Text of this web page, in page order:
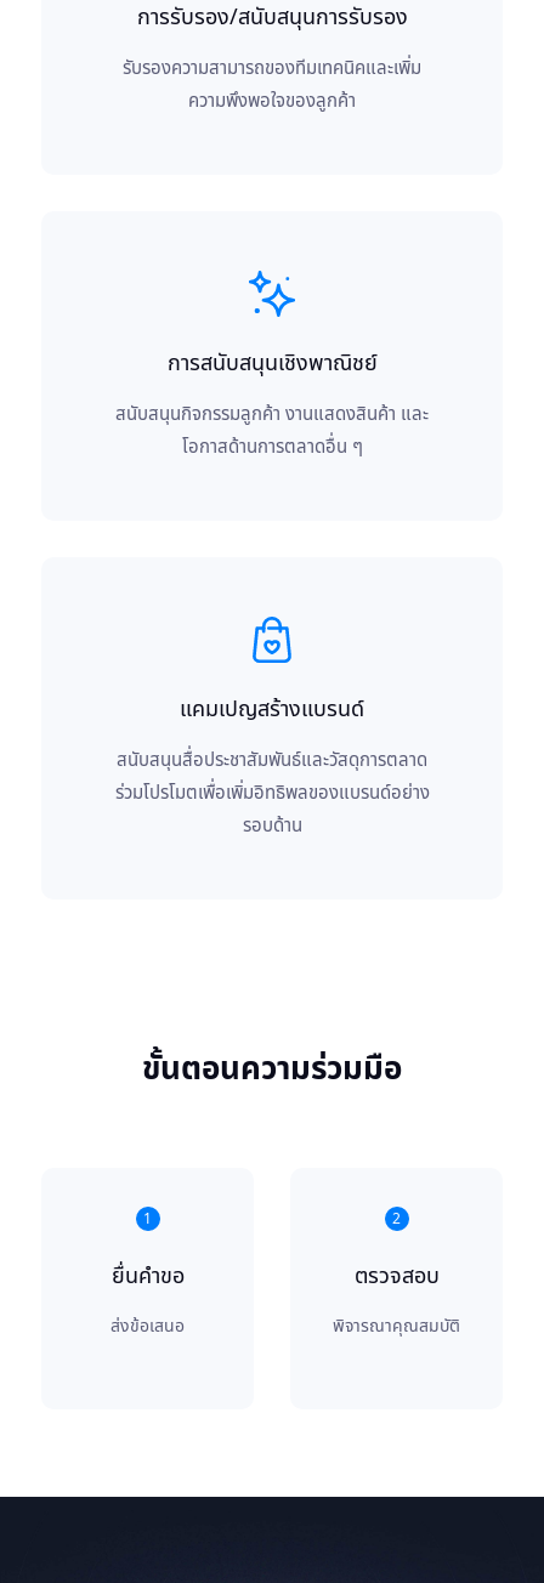
การรับรอง/สนับสนุนการรับรอง
รับรองความสามารถของทีมเทคนิคและเพิ่ม
ความพึงพอใจของลูกค้า
การสนับสนุนเชิงพาณิชย์
สนับสนุนกิจกรรมลูกค้า งานแสดงสินค้า และ
โอกาสด้านการตลาดอื่น ๆ
แคมเปญสร้างแบรนด์
สนับสนุนสื่อประชาสัมพันธ์และวัสดุการตลาด
ร่วมโปรโมตเพื่อเพิ่มอิทธิพลของแบรนด์อย่าง
รอบด้าน
ขั้นตอนความร่วมมือ
1
ยื่นคำขอ
ส่งข้อเสนอ
2
ตรวจสอบ
พิจารณาคุณสมบัติ